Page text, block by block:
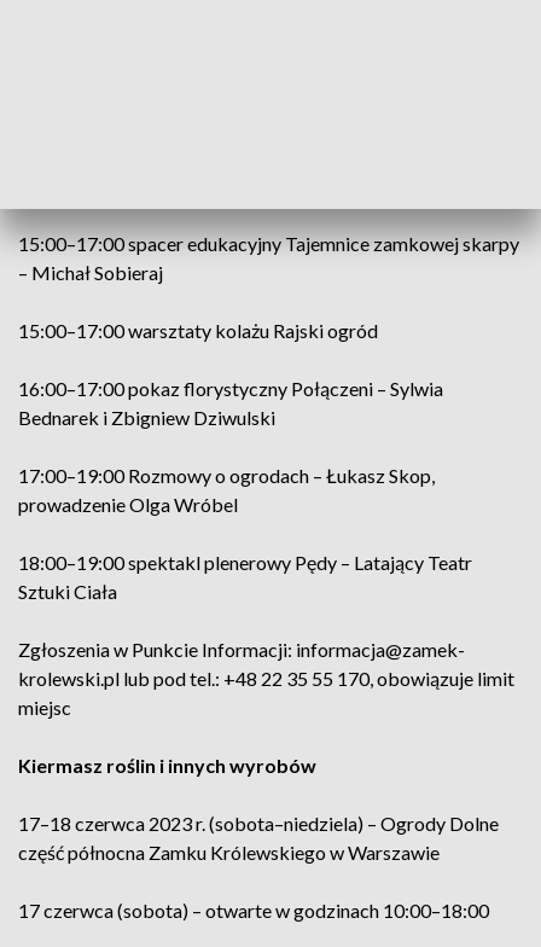
15:00–17:00 spacer edukacyjny Tajemnice zamkowej skarpy
– Michał Sobieraj
15:00–17:00 warsztaty kolażu Rajski ogród
16:00–17:00 pokaz florystyczny Połączeni – Sylwia
Bednarek i Zbigniew Dziwulski
17:00–19:00 Rozmowy o ogrodach – Łukasz Skop,
prowadzenie Olga Wróbel
18:00–19:00 spektakl plenerowy Pędy – Latający Teatr
Sztuki Ciała
Zgłoszenia w Punkcie Informacji: informacja@zamek-
krolewski.pl lub pod tel.: +48 22 35 55 170, obowiązuje limit
miejsc
Kiermasz roślin i innych wyrobów
17–18 czerwca 2023 r. (sobota–niedziela) – Ogrody Dolne
część północna Zamku Królewskiego w Warszawie
17 czerwca (sobota) – otwarte w godzinach 10:00–18:00